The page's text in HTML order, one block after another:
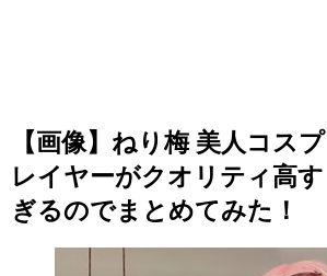
【画像】ねり梅 美人コスプ
レイヤーがクオリティ高す
ぎるのでまとめてみた！